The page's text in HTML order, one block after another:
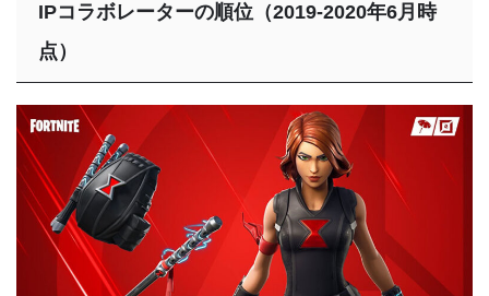
IPコラボレーターの順位（2019-2020年6月時
点）